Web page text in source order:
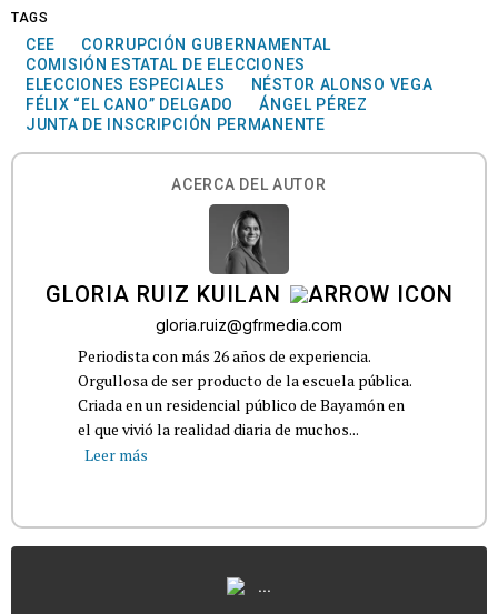
TAGS
CEE
CORRUPCIÓN GUBERNAMENTAL
COMISIÓN ESTATAL DE ELECCIONES
ELECCIONES ESPECIALES
NÉSTOR ALONSO VEGA
FÉLIX “EL CANO” DELGADO
ÁNGEL PÉREZ
JUNTA DE INSCRIPCIÓN PERMANENTE
ACERCA DEL AUTOR
GLORIA RUIZ KUILAN
gloria.ruiz@gfrmedia.com
Periodista con más 26 años de experiencia.
Orgullosa de ser producto de la escuela pública.
Criada en un residencial público de Bayamón en
el que vivió la realidad diaria de muchos...
Leer más
...